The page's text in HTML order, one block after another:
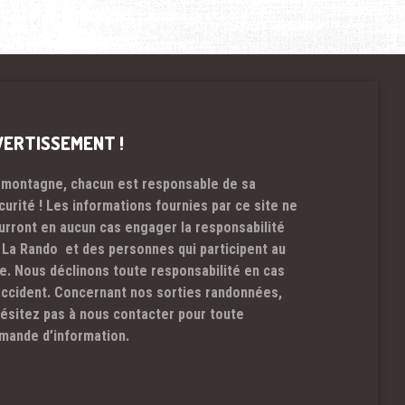
!
montagne, chacun est responsable de sa
! Les informations fournies par ce site ne
en aucun cas engager la responsabilité
Rando et des personnes qui participent au
Nous déclinons toute responsabilité en cas
Concernant nos sorties randonnées,
pas à nous contacter pour toute
d’information.